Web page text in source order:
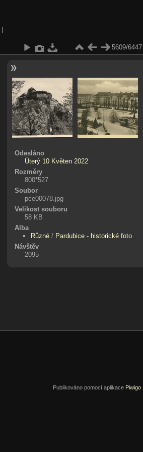
5609/6447
Odesláno
Úterý 10 Květen 2022
Rozměry
800*527
Soubor
pce00078.jpg
Velikost souboru
58 KB
Alba
Různé / Pardubice - historické foto
Návštěv
2095
Publikováno pomocí aplikace Piwigo